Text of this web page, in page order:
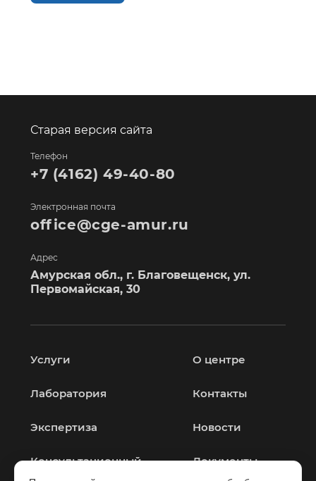
Старая версия сайта
Телефон
+7 (4162) 49-40-80
Электронная почта
office@cge-amur.ru
Адрес
Амурская обл., г. Благовещенск, ул.
Первомайская, 30
Услуги
Лаборатория
Экспертиза
Консультационный
О центре
Контакты
Новости
Документы